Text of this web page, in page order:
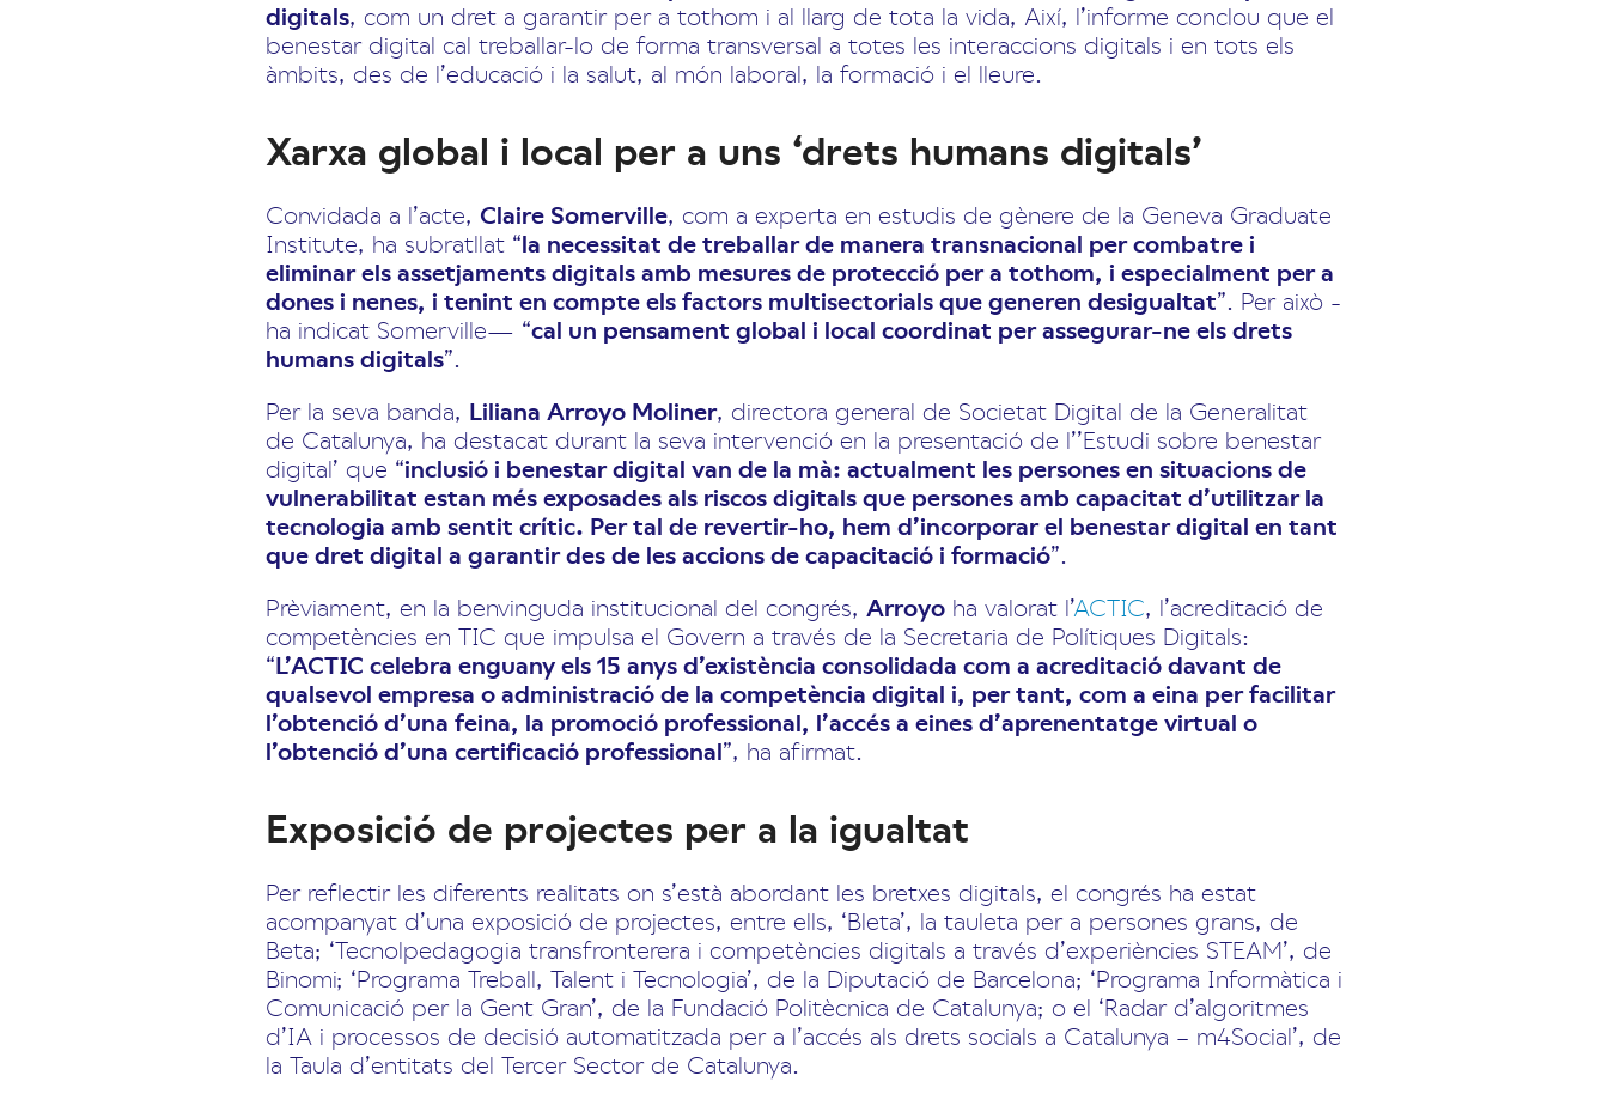
digitals, com un dret a garantir per a tothom i al llarg de tota la vida, Així, l’informe conclou que el
benestar digital cal treballar-lo de forma transversal a totes les interaccions digitals i en tots els
àmbits, des de l’educació i la salut, al món laboral, la formació i el lleure.
Xarxa global i local per a uns ‘drets humans digitals’
Convidada a l’acte, Claire Somerville, com a experta en estudis de gènere de la Geneva Graduate
Institute, ha subratllat “la necessitat de treballar de manera transnacional per combatre i
eliminar els assetjaments digitals amb mesures de protecció per a tothom, i especialment per a
dones i nenes, i tenint en compte els factors multisectorials que generen desigualtat”. Per això -
ha indicat Somerville— “cal un pensament global i local coordinat per assegurar-ne els drets
humans digitals”.
Per la seva banda, Liliana Arroyo Moliner, directora general de Societat Digital de la Generalitat
de Catalunya, ha destacat durant la seva intervenció en la presentació de l’’Estudi sobre benestar
digital’ que “inclusió i benestar digital van de la mà: actualment les persones en situacions de
vulnerabilitat estan més exposades als riscos digitals que persones amb capacitat d’utilitzar la
tecnologia amb sentit crític. Per tal de revertir-ho, hem d’incorporar el benestar digital en tant
que dret digital a garantir des de les accions de capacitació i formació”.
Prèviament, en la benvinguda institucional del congrés, Arroyo ha valorat l’ACTIC, l’acreditació de
competències en TIC que impulsa el Govern a través de la Secretaria de Polítiques Digitals:
“L’ACTIC celebra enguany els 15 anys d’existència consolidada com a acreditació davant de
qualsevol empresa o administració de la competència digital i, per tant, com a eina per facilitar
l’obtenció d’una feina, la promoció professional, l’accés a eines d’aprenentatge virtual o
l’obtenció d’una certificació professional”, ha afirmat.
Exposició de projectes per a la igualtat
Per reflectir les diferents realitats on s’està abordant les bretxes digitals, el congrés ha estat
acompanyat d’una exposició de projectes, entre ells, ‘Bleta’, la tauleta per a persones grans, de
Beta; ‘Tecnolpedagogia transfronterera i competències digitals a través d’experiències STEAM’, de
Binomi; ‘Programa Treball, Talent i Tecnologia’, de la Diputació de Barcelona; ‘Programa Informàtica i
Comunicació per la Gent Gran’, de la Fundació Politècnica de Catalunya; o el ‘Radar d’algoritmes
d’IA i processos de decisió automatitzada per a l’accés als drets socials a Catalunya – m4Social’, de
la Taula d’entitats del Tercer Sector de Catalunya.